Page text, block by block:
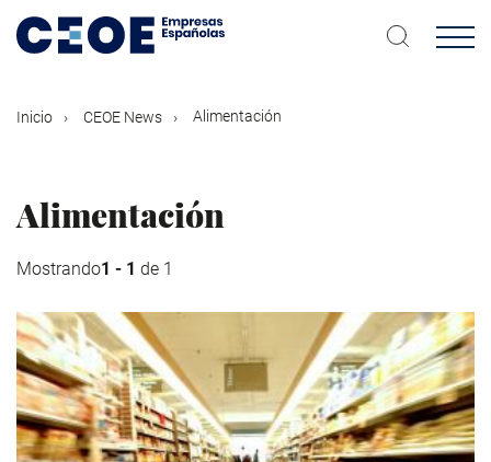
contenido
Inicio CEOE News Alimentación
Alimentación
Mostrando1 - 1 de 1